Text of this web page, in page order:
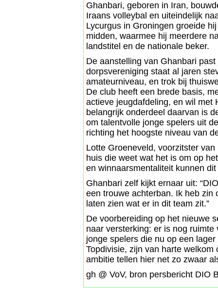
Ghanbari, geboren in Iran,
Iraans volleybal en uiteindelijk
Lycurgus in Groningen groeide
midden, waarmee hij meerdere
landstitel en de nationale beker.
De aanstelling van Ghanbari
dorpsvereniging staat al jaren
amateurniveau, en trok bij
De club heeft een brede basis,
actieve jeugdafdeling, en wil met
belangrijk onderdeel daarvan is
om talentvolle jonge spelers uit
richting het hoogste niveau van
Lotte Groeneveld, voorzitster
huis die weet wat het is om op
en winnaarsmentaliteit kunnen
Ghanbari zelf kijkt ernaar uit:
een trouwe achterban. Ik heb zin
laten zien wat er in dit team zit.”
De voorbereiding op het nieuwe
naar versterking: er is nog
jonge spelers die nu op een
Topdivisie, zijn van harte
ambitie tellen hier net zo zwaar
gh @ VoV, bron persbericht DIO